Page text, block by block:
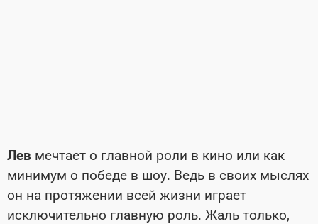
Лев мечтает о главной роли в кино или как
минимум о победе в шоу. Ведь в своих мыслях
он на протяжении всей жизни играет
исключительно главную роль. Жаль только,